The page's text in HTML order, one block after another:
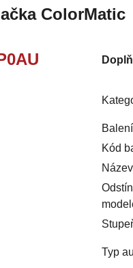
ColorMatic
Balení
Kód
Typ